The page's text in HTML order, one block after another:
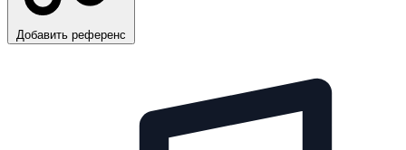
Добавить референс